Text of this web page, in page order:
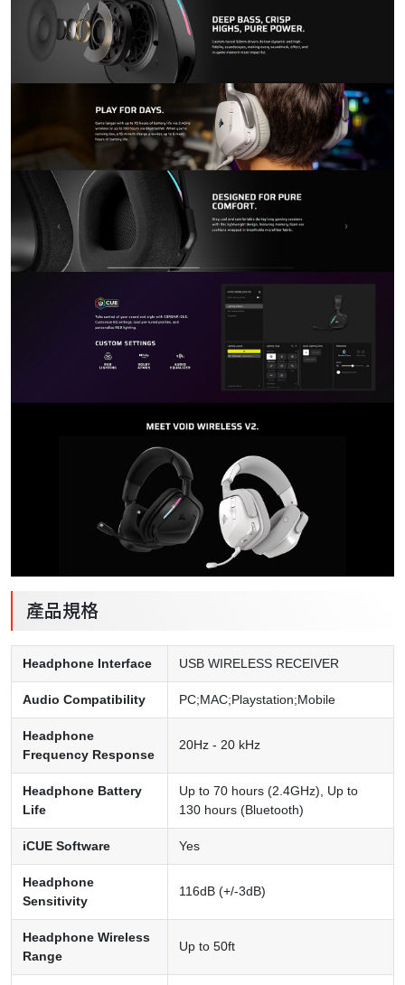
產品規格
Headphone Interface USB WIRELESS RECEIVER
Audio Compatibility PC;MAC;Playstation;Mobile
Headphone
Frequency Response
20Hz - 20 kHz
Headphone Battery
Life
Up to 70 hours (2.4GHz), Up to
130 hours (Bluetooth)
iCUE Software Yes
Headphone
Sensitivity
116dB (+/-3dB)
Headphone Wireless
Range
Up to 50ft